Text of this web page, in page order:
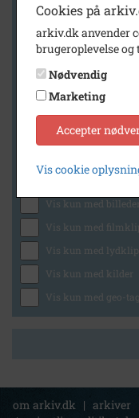
Arkiv
Rudbjerg
Generelt
Vis kun med billeder
Vis kun med
Vis kun med lydklip
Vis kun med kilder
Vis kun med geo-tag
om arkiv.dk | arkiver
Cookies på
arkiv.dk anvender
brugeroplevelse
Nødvendig
Marketing
Accepter
Vis cookie